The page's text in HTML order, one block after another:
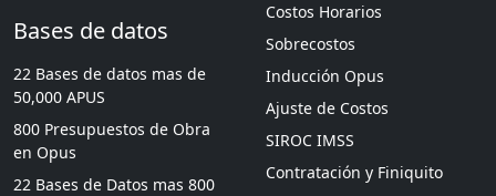
Bases de datos
22 Bases de datos mas de
50,000 APUS
800 Presupuestos de Obra
en Opus
22 Bases de Datos mas 800
Costos Horarios
Sobrecostos
Inducción Opus
Ajuste de Costos
SIROC IMSS
Contratación y Finiquito